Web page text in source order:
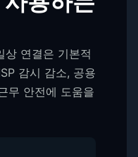
상 연결은 기본적
감시 감소, 공용
무 안전에 도움을